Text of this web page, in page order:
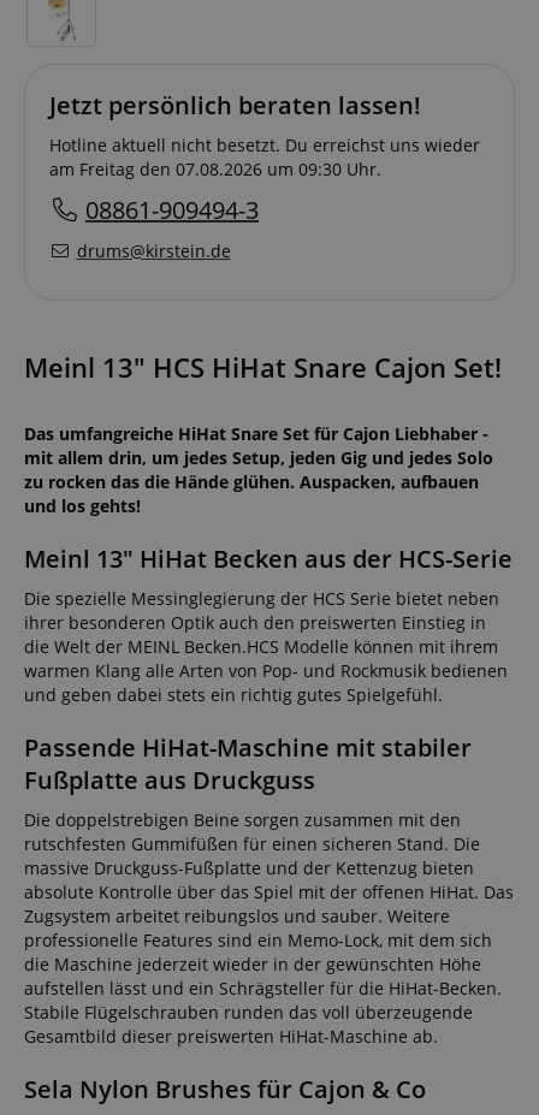
Jetzt persönlich beraten lassen!
Hotline aktuell nicht besetzt. Du erreichst uns wieder
am Freitag den 07.08.2026 um 09:30 Uhr.
08861-909494-3
drums@kirstein.de
Meinl 13" HCS HiHat Snare Cajon Set!
Das umfangreiche HiHat Snare Set für Cajon Liebhaber -
mit allem drin, um jedes Setup, jeden Gig und jedes Solo
zu rocken das die Hände glühen. Auspacken, aufbauen
und los gehts!
Meinl 13" HiHat Becken aus der HCS-Serie
Die spezielle Messinglegierung der HCS Serie bietet neben
ihrer besonderen Optik auch den preiswerten Einstieg in
die Welt der MEINL Becken.HCS Modelle können mit ihrem
warmen Klang alle Arten von Pop- und Rockmusik bedienen
und geben dabei stets ein richtig gutes Spielgefühl.
Passende HiHat-Maschine mit stabiler
Fußplatte aus Druckguss
Die doppelstrebigen Beine sorgen zusammen mit den
rutschfesten Gummifüßen für einen sicheren Stand. Die
massive Druckguss-Fußplatte und der Kettenzug bieten
absolute Kontrolle über das Spiel mit der offenen HiHat. Das
Zugsystem arbeitet reibungslos und sauber. Weitere
professionelle Features sind ein Memo-Lock, mit dem sich
die Maschine jederzeit wieder in der gewünschten Höhe
aufstellen lässt und ein Schrägsteller für die HiHat-Becken.
Stabile Flügelschrauben runden das voll überzeugende
Gesamtbild dieser preiswerten HiHat-Maschine ab.
Sela Nylon Brushes für Cajon & Co